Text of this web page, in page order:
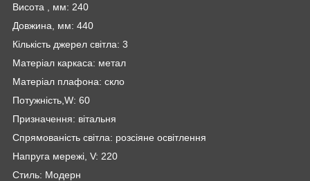
Висота , мм: 240
Довжина, мм: 440
Кількість джерел світла: 3
Матеріал каркаса: метал
Матеріал плафона: скло
Потужність,W: 60
Призначення: вітальня
Спрямованість світла: розсіяне освітлення
Напруга мережі, V: 220
Стиль: Модерн